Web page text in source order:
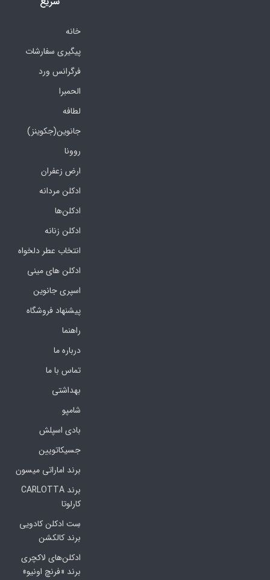
خانه
پیگیری سفارشات
فرگرانس ورد
الحمبرا
لطافه
جانوین(جکوینز)
روونا
ارض زعفران
ادکلن مردانه
ادکلن‌ها
ادکلن زنانه
انتخاب عطر دلخواه
ادکلن های مینی
اسپری جانوین
پیشنهاد فروشگاه
راهنما
درباره ما
تماس با ما
بهداشتی
شامپو
بادی اسپلش
جسیکاتویین
برند اماراتی میسون
برند CARLOTTA
کارلوتا
سِت ادکلن کادویی
برند کالکشن
ادکلن‌های لاکچری
برند «فرنچ اونیو»